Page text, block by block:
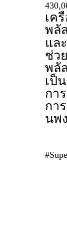
เค
พลั
แล
ช่ว
พลั
เป็
กา
กา
นพ